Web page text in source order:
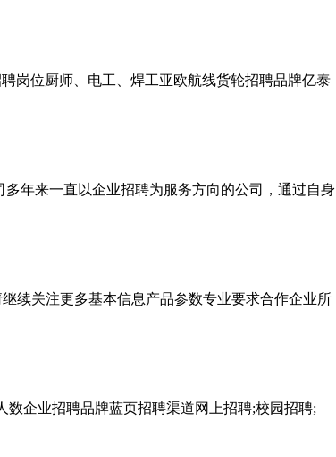
岗位厨师、电工、焊工亚欧航线货轮招聘品牌亿泰
年来一直以企业招聘为服务方向的公司，通过自身
续关注更多基本信息产品参数专业要求合作企业所
企业招聘品牌蓝页招聘渠道网上招聘;校园招聘;